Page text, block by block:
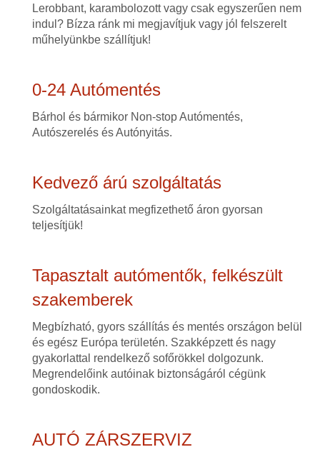
Lerobbant, karambolozott vagy csak egyszerűen nem
indul? Bízza ránk mi megjavítjuk vagy jól felszerelt
műhelyünkbe szállítjuk!
0-24 Autómentés
Bárhol és bármikor Non-stop Autómentés,
Autószerelés és Autónyitás.
Kedvező árú szolgáltatás
Szolgáltatásainkat megfizethető áron gyorsan
teljesítjük!
Tapasztalt autómentők, felkészült
szakemberek
Megbízható, gyors szállítás és mentés országon belül
és egész Európa területén. Szakképzett és nagy
gyakorlattal rendelkező sofőrökkel dolgozunk.
Megrendelőink autóinak biztonságáról cégünk
gondoskodik.
AUTÓ ZÁRSZERVIZ